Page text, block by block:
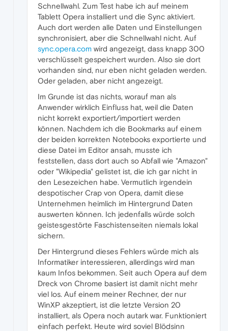
Schnellwahl. Zum Test habe ich auf meinem
Tablett Opera installiert und die Sync aktiviert.
Auch dort werden alle Daten und Einstellungen
synchronisiert, aber die Schnellwahl nicht. Auf
sync.opera.com wird angezeigt, dass knapp 300
verschlüsselt gespeichert wurden. Also sie dort
vorhanden sind, nur eben nicht geladen werden.
Oder geladen, aber nicht angezeigt.
Im Grunde ist das nichts, worauf man als
Anwender wirklich Einfluss hat, weil die Daten
nicht korrekt exportiert/importiert werden
können. Nachdem ich die Bookmarks auf einem
der beiden korrekten Notebooks exportierte und
diese Datei im Editor ansah, musste ich
feststellen, dass dort auch so Abfall wie "Amazon"
oder "Wikipedia" gelistet ist, die ich gar nicht in
den Lesezeichen habe. Vermutlich irgendein
despotischer Crap von Opera, damit diese
Unternehmen heimlich im Hintergrund Daten
auswerten können. Ich jedenfalls würde solch
geistesgestörte Faschistenseiten niemals lokal
sichern.
Der Hintergrund dieses Fehlers würde mich als
Informatiker interessieren, allerdings wird man
kaum Infos bekommen. Seit auch Opera auf dem
Dreck von Chrome basiert ist damit nicht mehr
viel los. Auf einem meiner Rechner, der nur
WinXP akzeptiert, ist die letzte Version 20
installiert, als Opera noch autark war. Funktioniert
einfach perfekt. Heute wird soviel Blödsinn